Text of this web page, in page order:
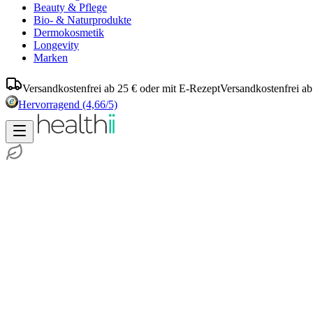
Beauty & Pflege
Bio- & Naturprodukte
Dermokosmetik
Longevity
Marken
Versandkostenfrei ab 25 € oder mit E-RezeptVersandkostenfrei
Hervorragend (4,66/5)